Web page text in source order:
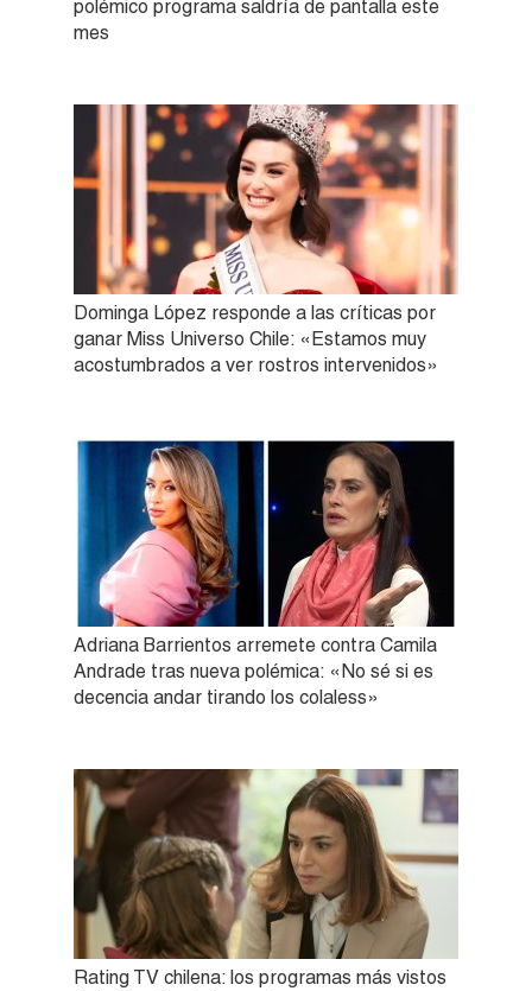
polémico programa saldría de pantalla este
mes
Dominga López responde a las críticas por
ganar Miss Universo Chile: «Estamos muy
acostumbrados a ver rostros intervenidos»
Adriana Barrientos arremete contra Camila
Andrade tras nueva polémica: «No sé si es
decencia andar tirando los colaless»
Rating TV chilena: los programas más vistos